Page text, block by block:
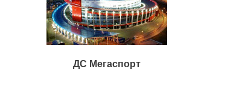
ДС Мегаспорт